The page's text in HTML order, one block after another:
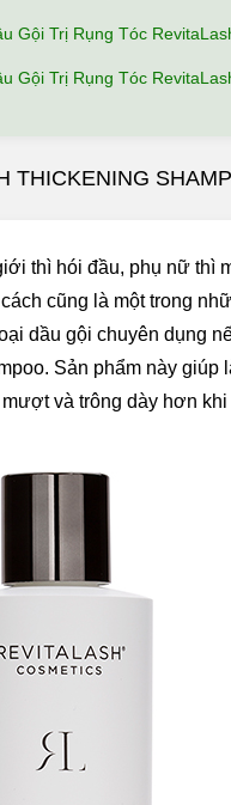
Gội Trị Rụng Tóc RevitaLash Thickening
Trị Rụng Tóc RevitaLash Thickening Shampoo
THICKENING
thì hói đầu, phụ nữ thì
cũng là một trong
dầu gội chuyên dụng
Sản phẩm này giúp
và trông dày hơn